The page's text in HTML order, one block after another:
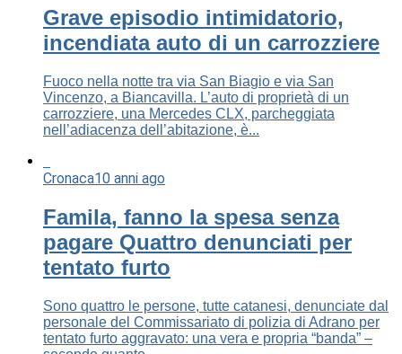
Grave episodio intimidatorio,
incendiata auto di un carrozziere
Fuoco nella notte tra via San Biagio e via San
Vincenzo, a Biancavilla. L’auto di proprietà di un
carrozziere, una Mercedes CLX, parcheggiata
nell’adiacenza dell’abitazione, è...
Cronaca10 anni ago
Famila, fanno la spesa senza
pagare Quattro denunciati per
tentato furto
Sono quattro le persone, tutte catanesi, denunciate dal
personale del Commissariato di polizia di Adrano per
tentato furto aggravato: una vera e propria “banda” –